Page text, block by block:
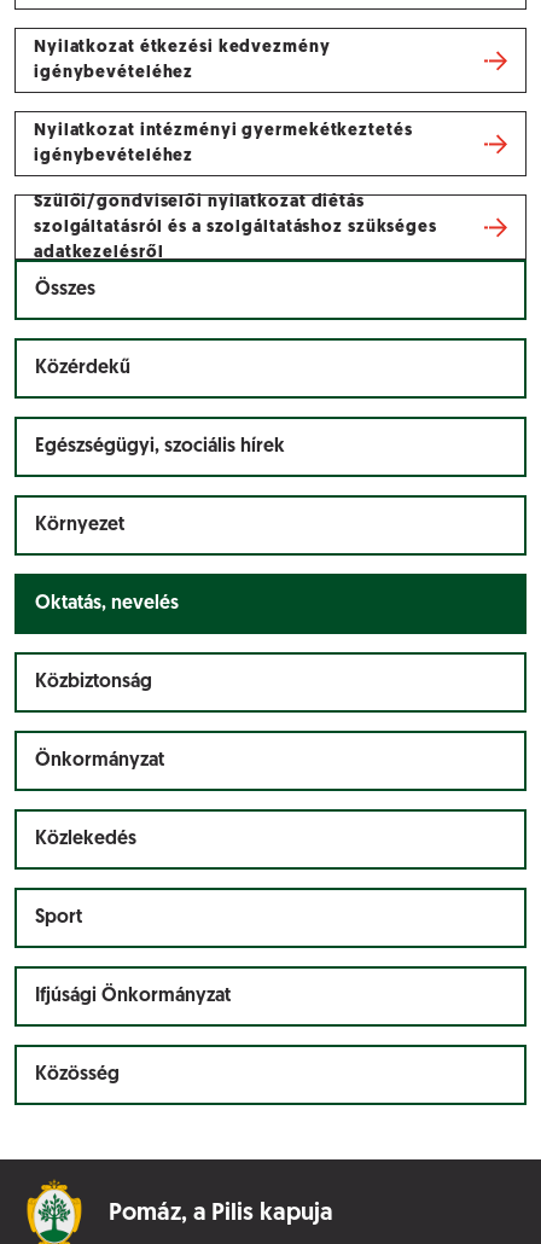
Nyilatkozat étkezési kedvezmény
igénybevételéhez
Nyilatkozat intézményi gyermekétkeztetés
igénybevételéhez
Szülői/gondviselői nyilatkozat diétás
szolgáltatásról és a szolgáltatáshoz szükséges
adatkezelésről
Összes
Közérdekű
Egészségügyi, szociális hírek
Környezet
Oktatás, nevelés
Közbiztonság
Önkormányzat
Közlekedés
Sport
Ifjúsági Önkormányzat
Közösség
Pomáz, a Pilis kapuja